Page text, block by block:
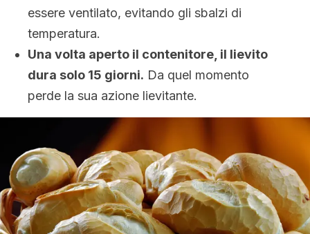
essere ventilato, evitando gli sbalzi di
temperatura.
Una volta aperto il contenitore, il lievito
dura solo 15 giorni. Da quel momento
perde la sua azione lievitante.